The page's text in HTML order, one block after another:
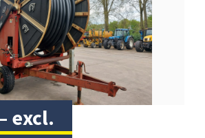
excl.